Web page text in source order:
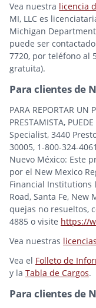
Vea nuestra licencia
MI, LLC es
Michigan
puede ser
7720, por teléfono al
gratuita).
Para clientes de
PARA REPORTAR UN
PRESTAMISTA,
Specialist, 3440
30005, 1-800-324-
Nuevo México: Este
por el New Mexico
Financial Institutions
Road, Santa Fe,
quejas no resueltos,
4885 o visite https://
Vea nuestras
Vea el Folleto de
y la Tabla de Cargos.
Para clientes de